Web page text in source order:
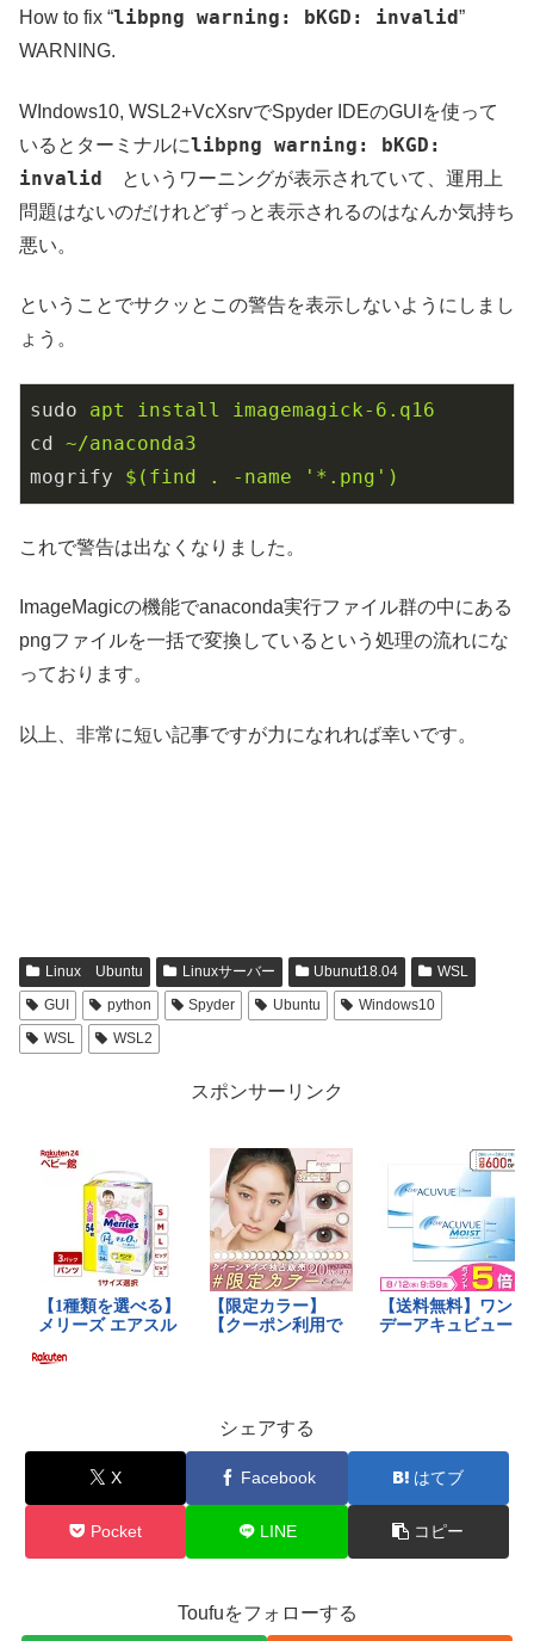
How to fix “libpng warning: bKGD: invalid”
WARNING.
WIndows10, WSL2+VcXsrvでSpyder IDEのGUIを使って
いるとターミナルにlibpng warning: bKGD:
invalid というワーニングが表示されていて、運用上
問題はないのだけれどずっと表示されるのはなんか気持ち
悪い。
ということでサクッとこの警告を表示しないようにしまし
ょう。
sudo
apt install imagemagick-6.q16
cd ~/anaconda3
mogrify
$(find . -name '*.png')
これで警告は出なくなりました。
ImageMagicの機能でanaconda実行ファイル群の中にある
pngファイルを一括で変換しているという処理の流れにな
っております。
以上、非常に短い記事ですが力になれれば幸いです。
Linux Ubuntu Linuxサーバー Ubunut18.04
WSL
GUI
python Spyder Ubuntu
Windows10
WSL
WSL2
スポンサーリンク
シェアする
X Facebook はてブ
Pocket LINE コピー
Toufuをフォローする